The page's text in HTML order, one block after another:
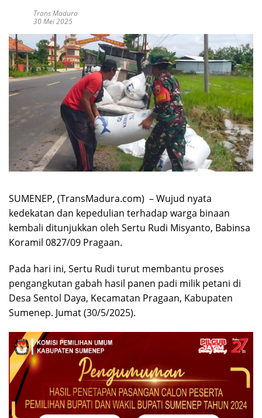
Trans Madura
30 Mei 2025
SUMENEP, (TransMadura.com) – Wujud nyata
kedekatan dan kepedulian terhadap warga binaan
kembali ditunjukkan oleh Sertu Rudi Misyanto, Babinsa
Koramil 0827/09 Pragaan.
Pada hari ini, Sertu Rudi turut membantu proses
pengangkutan gabah hasil panen padi milik petani di
Desa Sentol Daya, Kecamatan Pragaan, Kabupaten
Sumenep. Jumat (30/5/2025).